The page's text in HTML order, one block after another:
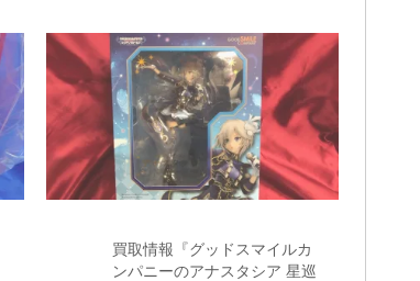
買取情報『グッドスマイルカ
ンパニーのアナスタシア ​星巡